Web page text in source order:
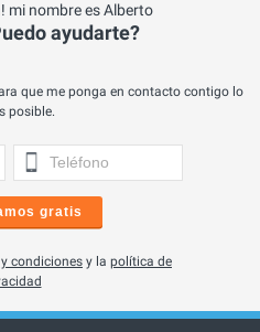
mi nombre es Alberto
ayudarte?
que me ponga en contacto contigo lo
posible.
gratis
condiciones y la política de